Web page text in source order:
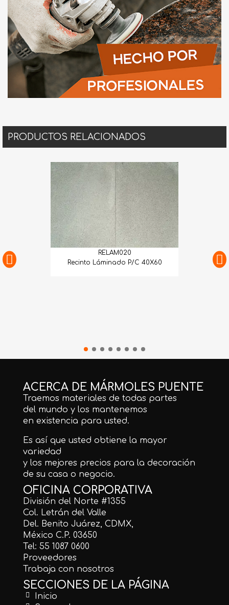
PRODUCTOS RELACIONADOS
RELAM020
Recinto Láminado P/C 40X60
ACERCA DE MÁRMOLES PUENTE
Traemos materiales de todas partes
del mundo y los mantenemos
en existencia para usted.
Es así que usted obtiene la mayor
variedad
y los mejores precios para la decoración
de su casa o negocio.
OFICINA CORPORATIVA
División del Norte #1355
Col. Letrán del Valle
Del. Benito Juárez, CDMX,
México C.P. 03650
Tel: 55 1087 0600
Proveedores
Trabaja con nosotros
SECCIONES DE LA PÁGINA
Inicio